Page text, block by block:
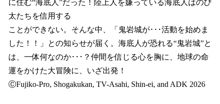
に住む“海底人”だった！陸上人を嫌っている海底人はのび
太たちを信用する
ことができない。そんな中、「鬼岩城が･･･活動を始めま
した！！」との知らせが届く。海底人が恐れる“鬼岩城”と
は、一体何なのか･･･？仲間を信じる心を胸に、地球の命
運をかけた大冒険に、いざ出発！
ⒸFujiko-Pro, Shogakukan, TV-Asahi, Shin-ei, and ADK 2026